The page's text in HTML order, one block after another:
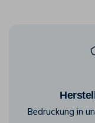
Bedruckung in